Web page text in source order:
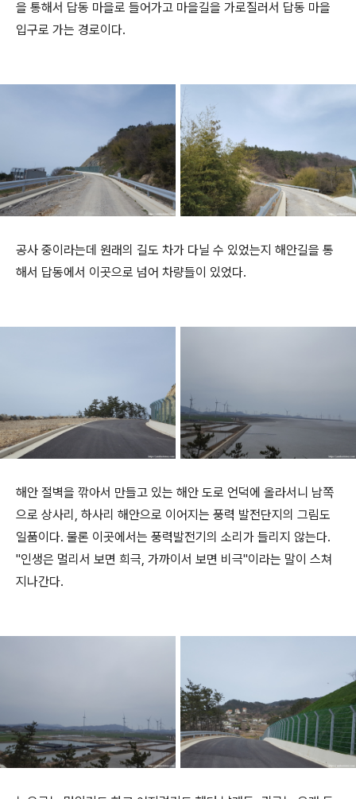
을 통해서 답동 마을로 들어가고 마을길을 가로질러서 답동 마을
입구로 가는 경로이다.
공사 중이라는데 원래의 길도 차가 다닐 수 있었는지 해안길을 통
해서 답동에서 이곳으로 넘어 차량들이 있었다.
해안 절벽을 깎아서 만들고 있는 해안 도로 언덕에 올라서니 남쪽
으로 상사리, 하사리 해안으로 이어지는 풍력 발전단지의 그림도
일품이다. 물론 이곳에서는 풍력발전기의 소리가 들리지 않는다.
"인생은 멀리서 보면 희극, 가까이서 보면 비극"이라는 말이 스쳐
지나간다.